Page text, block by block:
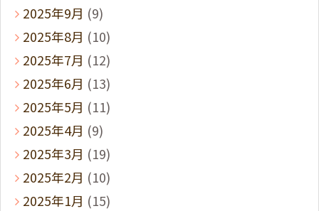
2025年9月 (9)
2025年8月 (10)
2025年7月 (12)
2025年6月 (13)
2025年5月 (11)
2025年4月 (9)
2025年3月 (19)
2025年2月 (10)
2025年1月 (15)